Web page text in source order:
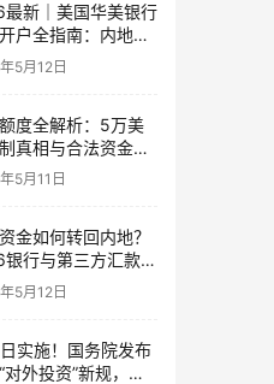
最新｜美国华美银行
户全指南：内地居
出户办理美股与跨
实操解析
5月12日
度全解析：5万美
真相与合法资金出
5月11日
金如何转回内地？
行与第三方汇款全
5月12日
实施！国务院发布
对外投资”新规，炒